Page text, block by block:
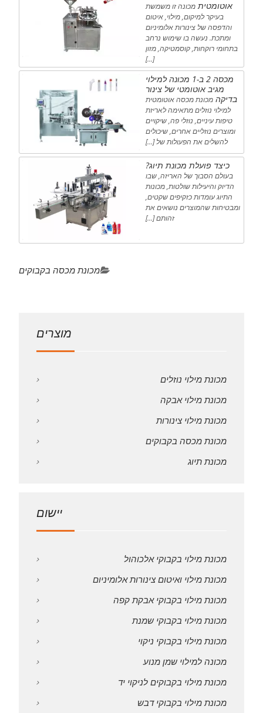
אוטומטית מכונה זו משמשת
בעיקר למיקום, מילוי, איטום
והדפסה של צינורות אלומיניום
ומתכת. נעשה בו שימוש נרחב
בתחומי רוקחות, קוסמטיקה, מזון
[…]
מכסה 2 ב-1 מכונה למילוי
מגיב אוטומטי של צינור
בדיקה מכונת מכסה אוטומטית
למילוי נוזלים מתאימה לאריזת
טיפות עיניים, נוזלי פה, שיקויים
ומוצרים נוזליים אחרים, שיכולים
להשלים את הפעולות של […]
כיצד פועלת מכונת תיוג?
בעולם הסבוך של האריזה, שבו
הדיוק והיעילות שולטות, מכונות
התיוג עומדות כזקיפים שקטים,
ומבטיחות שהמוצרים נושאים את
זהותם […]
מכונת מכסה בקבוקים
מוצרים
מכונת מילוי נוזלים
מכונת מילוי אבקה
מכונת מילוי צינורות
מכונת מכסה בקבוקים
מכונת תיוג
יישום
מכונת מילוי בקבוקי אלכוהול
מכונת מילוי ואיטום צינורות אלומיניום
מכונת מילוי בקבוקי אבקת קפה
מכונת מילוי בקבוקי שמנת
מכונת מילוי בקבוקי ניקוי
מכונה למילוי שמן מנוע
מכונת מילוי בקבוקים לניקוי יד
מכונת מילוי בקבוקי דבש